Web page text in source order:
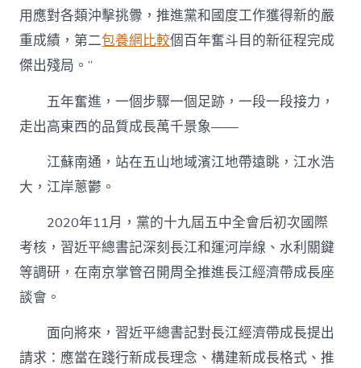
用應對各類沖擊挑釁，推進黨和國度工作獲得新的嚴
重成績，第二包養網比較個百年奮斗目的新征程完成
傑出殘局。”
五年奮進，一個步驟一個足跡，一段一段接力，
走出高東西的品質成長萬千景象——
江蘇南通，站在五山地域濱江地帶遠眺，江水浩
大，江岸蔥鬱。
2020年11月，黨的十九屆五中全會后初次國際
考核，習近平總書記深刻長江和運河岸線、水利關鍵
等調研，在南京掌管召開周全推進長江經濟帶成長座
談會。
面向將來，習近平總書記對長江經濟帶成長提出
請求：應當在踐行新成長理念、構建新成長格式、推